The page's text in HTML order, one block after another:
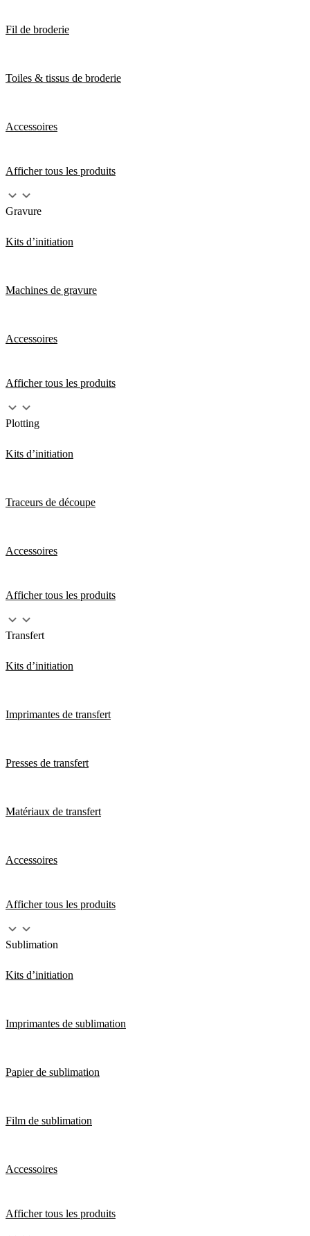
Fil de broderie
Toiles & tissus de broderie
Accessoires
Afficher tous les produits
Gravure
Kits d’initiation
Machines de gravure
Accessoires
Afficher tous les produits
Plotting
Kits d’initiation
Traceurs de découpe
Accessoires
Afficher tous les produits
Transfert
Kits d’initiation
Imprimantes de transfert
Presses de transfert
Matériaux de transfert
Accessoires
Afficher tous les produits
Sublimation
Kits d’initiation
Imprimantes de sublimation
Papier de sublimation
Film de sublimation
Accessoires
Afficher tous les produits